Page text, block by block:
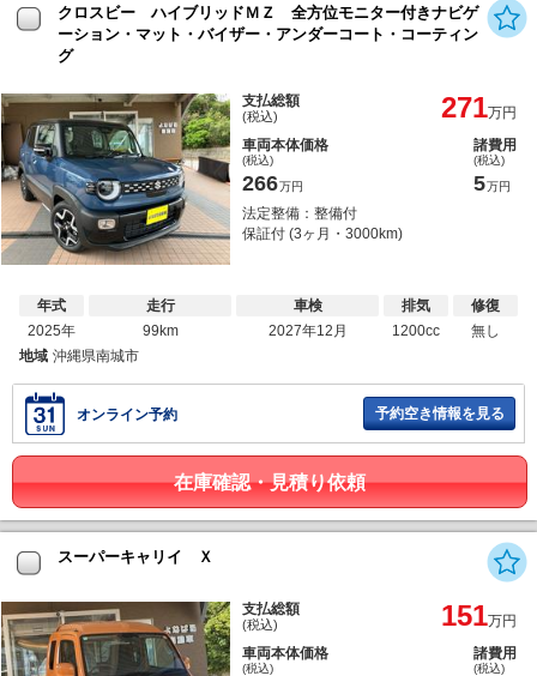
クロスビー ハイブリッドＭＺ 全方位モニター付きナビゲ
ーション・マット・バイザー・アンダーコート・コーティン
グ
支払総額
(税込) 271万円
車両本体価格
(税込)
266万円
諸費用
(税込)
5万円
法定整備：整備付
保証付 (3ヶ月・3000km)
年式
2025年
走行
99km
車検
2027年12月
排気
1200cc
修復
無し
地域 沖縄県南城市
オンライン予約 予約空き情報を見る
在庫確認・見積り依頼
スーパーキャリイ Ｘ
支払総額
(税込) 151万円
車両本体価格
(税込)
諸費用
(税込)